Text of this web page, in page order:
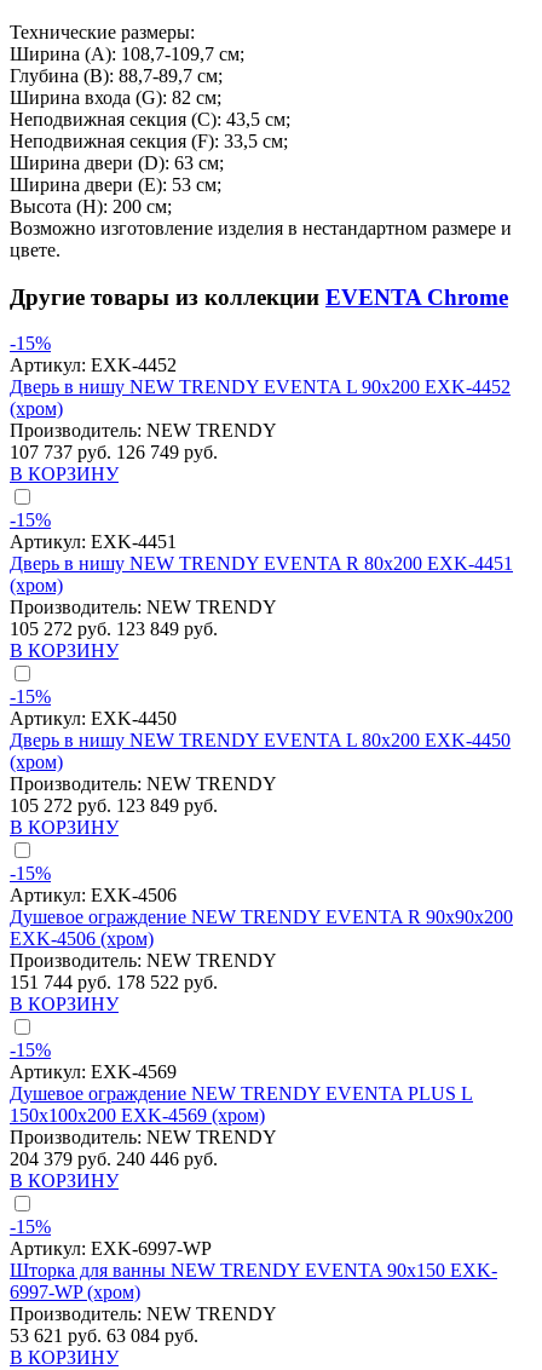
Технические размеры:
Ширина (A): 108,7-109,7 см;
Глубина (B): 88,7-89,7 см;
Ширина входа (G): 82 см;
Неподвижная секция (С): 43,5 см;
Неподвижная секция (F): 33,5 см;
Ширина двери (D): 63 см;
Ширина двери (E): 53 см;
Высота (H): 200 см;
Возможно изготовление изделия в нестандартном размере и
цвете.
Другие товары из коллекции EVENTA Chrome
-15%
Артикул: EXK-4452
Дверь в нишу NEW TRENDY EVENTA L 90x200 EXK-4452
(хром)
Производитель: NEW TRENDY
107 737 руб. 126 749 руб.
В КОРЗИНУ
-15%
Артикул: EXK-4451
Дверь в нишу NEW TRENDY EVENTA R 80x200 EXK-4451
(хром)
Производитель: NEW TRENDY
105 272 руб. 123 849 руб.
В КОРЗИНУ
-15%
Артикул: EXK-4450
Дверь в нишу NEW TRENDY EVENTA L 80x200 EXK-4450
(хром)
Производитель: NEW TRENDY
105 272 руб. 123 849 руб.
В КОРЗИНУ
-15%
Артикул: EXK-4506
Душевое ограждение NEW TRENDY EVENTA R 90x90x200
EXK-4506 (хром)
Производитель: NEW TRENDY
151 744 руб. 178 522 руб.
В КОРЗИНУ
-15%
Артикул: EXK-4569
Душевое ограждение NEW TRENDY EVENTA PLUS L
150x100x200 EXK-4569 (хром)
Производитель: NEW TRENDY
204 379 руб. 240 446 руб.
В КОРЗИНУ
-15%
Артикул: EXK-6997-WP
Шторка для ванны NEW TRENDY EVENTA 90x150 EXK-
6997-WP (хром)
Производитель: NEW TRENDY
53 621 руб. 63 084 руб.
В КОРЗИНУ